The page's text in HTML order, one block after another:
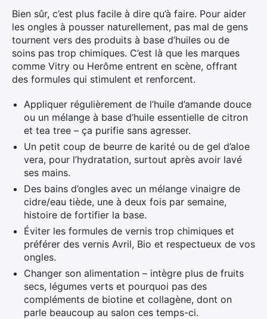
Bien sûr, c’est plus facile à dire qu’à faire. Pour aider
les ongles à pousser naturellement, pas mal de gens
tournent vers des produits à base d’huiles ou de
soins pas trop chimiques. C’est là que les marques
comme Vitry ou Herôme entrent en scène, offrant
des formules qui stimulent et renforcent.
Appliquer régulièrement de l’huile d’amande douce
ou un mélange à base d’huile essentielle de citron
et tea tree – ça purifie sans agresser.
Un petit coup de beurre de karité ou de gel d’aloe
vera, pour l’hydratation, surtout après avoir lavé
ses mains.
Des bains d’ongles avec un mélange vinaigre de
cidre/eau tiède, une à deux fois par semaine,
histoire de fortifier la base.
Éviter les formules de vernis trop chimiques et
préférer des vernis Avril, Bio et respectueux de vos
ongles.
Changer son alimentation – intègre plus de fruits
secs, légumes verts et pourquoi pas des
compléments de biotine et collagène, dont on
parle beaucoup au salon ces temps-ci.